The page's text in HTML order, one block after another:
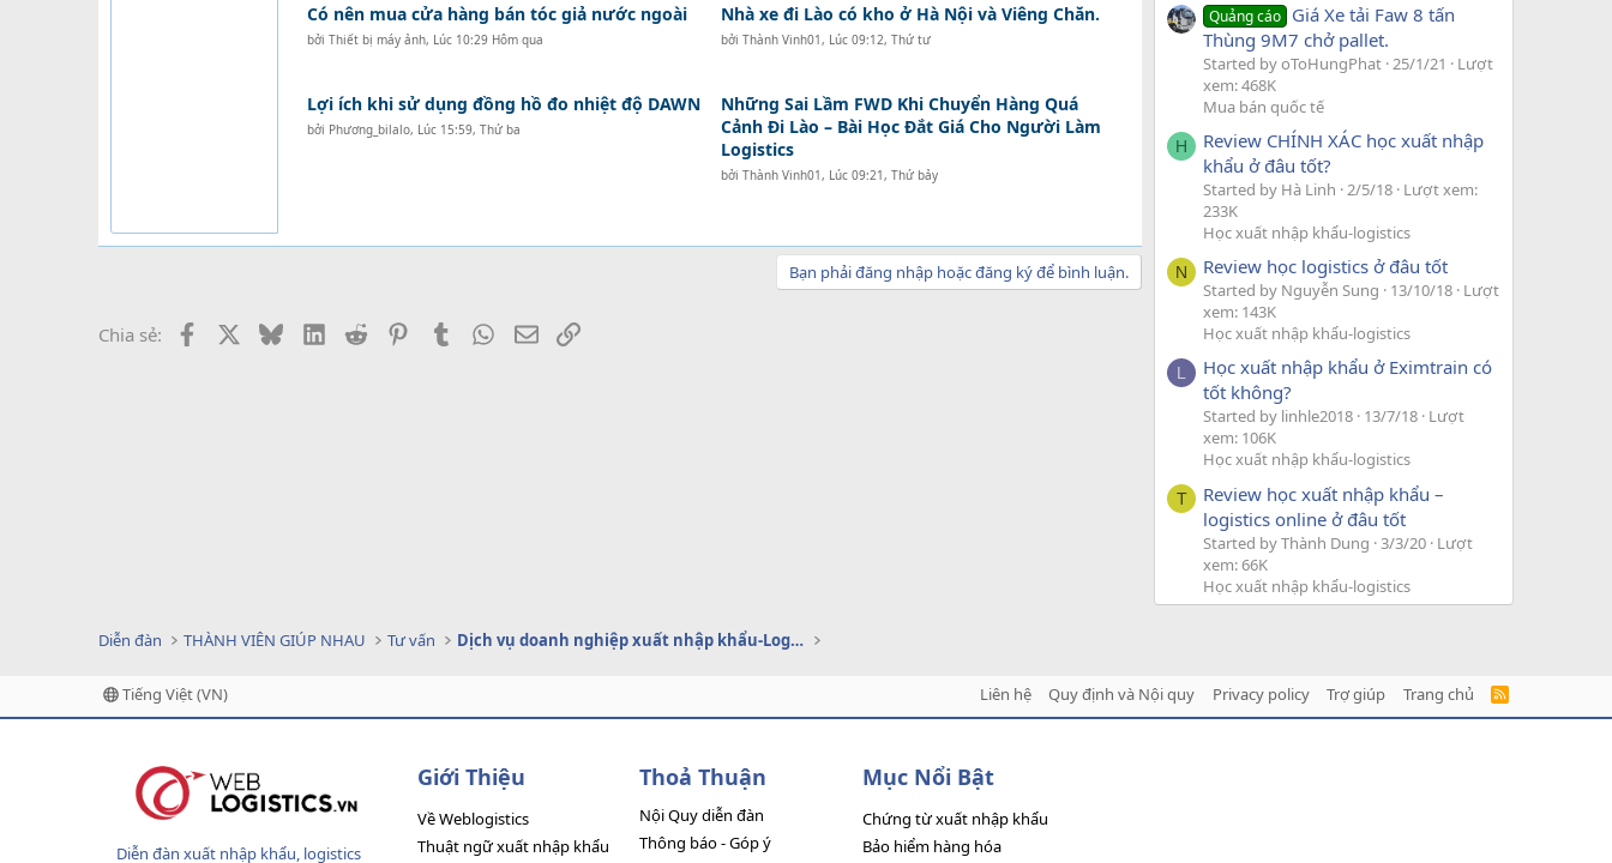
Có nên mua cửa hàng bán tóc giả nước ngoài
bởi Thiết bị máy ảnh, Lúc 10:29 Hôm qua
Nhà xe đi Lào có kho ở Hà Nội và Viêng Chăn.
bởi Thành Vinh01, Lúc 09:12, Thứ tư
Lợi ích khi sử dụng đồng hồ đo nhiệt độ DAWN
bởi Phương_bilalo, Lúc 15:59, Thứ ba
Những Sai Lầm FWD Khi Chuyển Hàng Quá
Cảnh Đi Lào – Bài Học Đắt Giá Cho Người Làm
Logistics
bởi Thành Vinh01, Lúc 09:21, Thứ bảy
Bạn phải đăng nhập hoặc đăng ký để bình luận.
Chia sẻ: Facebook BlueskyLinkedIn
Reddit PinterestTumblr WhatsApp
EmailLink
Quảng cáo Giá Xe tải Faw 8 tấn
Thùng 9M7 chở pallet.
Started by oToHungPhat 25/1/21
Lượt
xem: 468K
Mua bán quốc tế
H
Review CHÍNH XÁC học xuất nhập
khẩu ở đâu tốt?
Started by Hà Linh 2/5/18 Lượt xem:
233K
Học xuất nhập khẩu-logistics
N Review học logistics ở đâu tốt
Started by Nguyễn Sung 13/10/18 Lượt
xem: 143K
Học xuất nhập khẩu-logistics
L
Học xuất nhập khẩu ở Eximtrain có
tốt không?
Started by linhle2018 13/7/18 Lượt
xem: 106K
Học xuất nhập khẩu-logistics
T
Review học xuất nhập khẩu –
logistics online ở đâu tốt
Started by Thành Dung 3/3/20 Lượt
xem: 66K
Học xuất nhập khẩu-logistics
Diễn đàn THÀNH VIÊN GIÚP NHAU Tư vấn Dịch vụ doanh nghiệp xuất nhập khẩu-Logistics
Tiếng Việt (VN) Liên hệ Quy định và Nội quy Privacy policy Trợ giúp Trang chủ
R
Diễn đàn xuất nhập khẩu, logistics
Giới Thiệu
Về Weblogistics
Thuật ngữ xuất nhập khẩu
Thoả Thuận
Nội Quy diễn đàn
Thông báo - Góp ý
Mục Nổi Bật
Chứng từ xuất nhập khẩu
Bảo hiểm hàng hóa